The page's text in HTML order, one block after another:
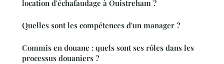
location d'échafaudage à Ouistreham ?
Quelles sont les compétences d'un manager ?
Commis en douane : quels sont ses rôles dans les
processus douaniers ?